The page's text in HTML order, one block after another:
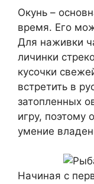
Окунь –
время. Его
Для наживки
личинки
кусочки
встретить в
затопленных
игру, поэтому
умение
Начиная с